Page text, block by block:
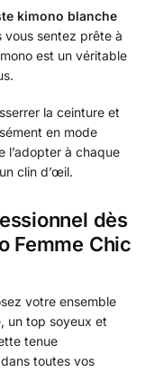
kimono blanche
vous sentez prête à
est un véritable
la ceinture et
en mode
l’adopter à chaque
clin d’œil.
dès
Femme Chic
votre ensemble
un top soyeux et
tenue
toutes vos